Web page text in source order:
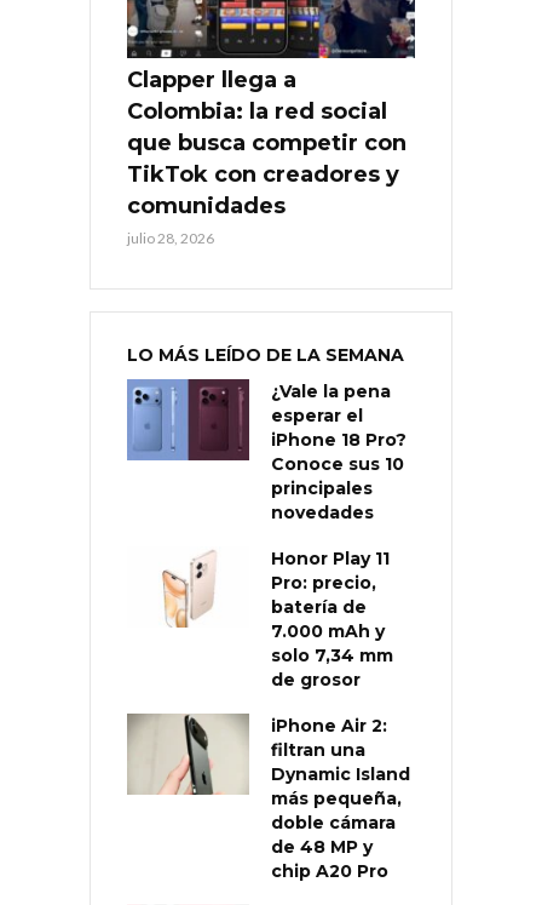
Clapper llega a
Colombia: la red social
que busca competir con
TikTok con creadores y
comunidades
julio 28, 2026
LO MÁS LEÍDO DE LA SEMANA
¿Vale la pena
esperar el
iPhone 18 Pro?
Conoce sus 10
principales
novedades
Honor Play 11
Pro: precio,
batería de
7.000 mAh y
solo 7,34 mm
de grosor
iPhone Air 2:
filtran una
Dynamic Island
más pequeña,
doble cámara
de 48 MP y
chip A20 Pro